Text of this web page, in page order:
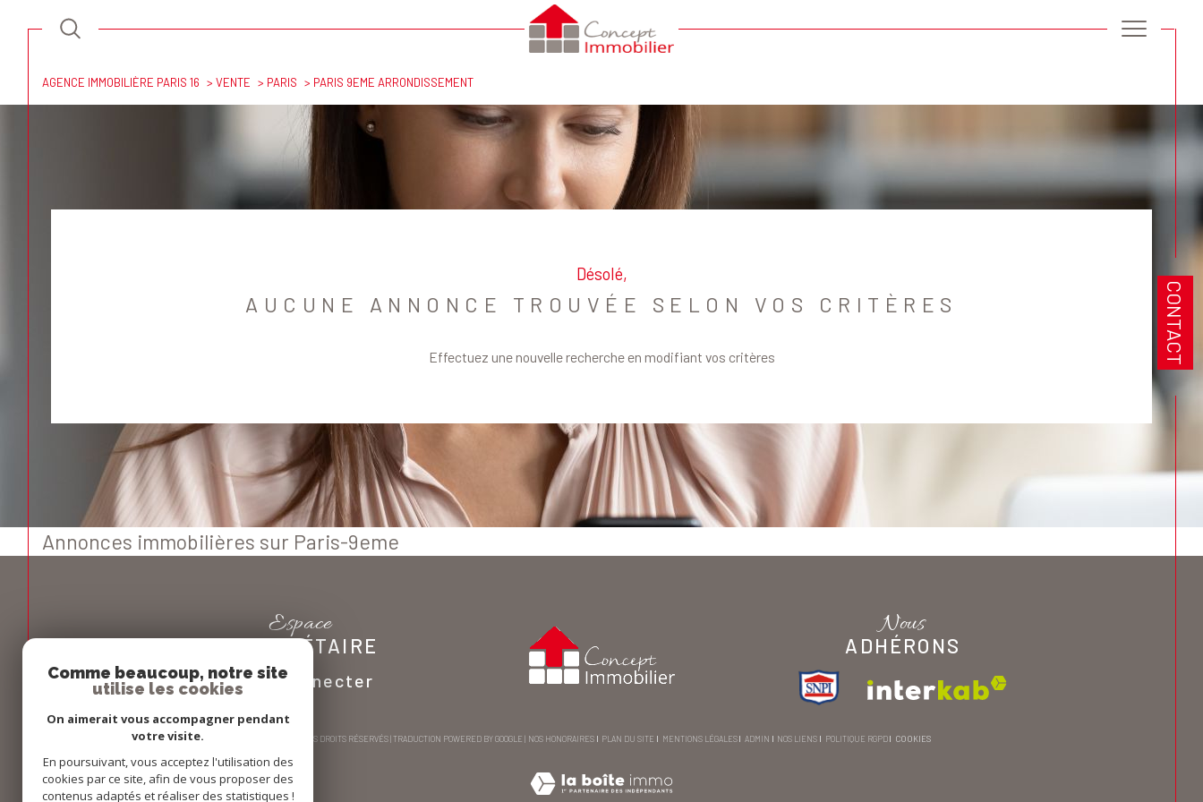
CONTACT
de l'ancien
Louer
à l'année
de l'immo pro
Estimer
LOCALISATION BUDGET
Voir les0annonces
75001 - Paris Réinitialiser les filtres
AGENCE IMMOBILIÈRE PARIS 16 VENTE PARIS PARIS 9EME ARRONDISSEMENT
Désolé,
AUCUNE ANNONCE TROUVÉE SELON VOS CRITÈRES
Effectuez une nouvelle recherche en modifiant vos critères
Annonces immobilières sur Paris-9eme
Espace
PROPRIÉTAIRE
Se connecter
Nous
ADHÉRONS
© 2026 | TOUS DROITS RÉSERVÉS | TRADUCTION POWERED BY GOOGLE | NOS HONORAIRES PLAN DU SITE MENTIONS LÉGALES ADMIN NOS LIENS POLITIQUE RGPD COOKIES
Comme beaucoup, notre site
utilise les cookies
On aimerait vous accompagner pendant
votre visite.
En poursuivant, vous acceptez l'utilisation des
cookies par ce site, afin de vous proposer des
contenus adaptés et réaliser des statistiques !